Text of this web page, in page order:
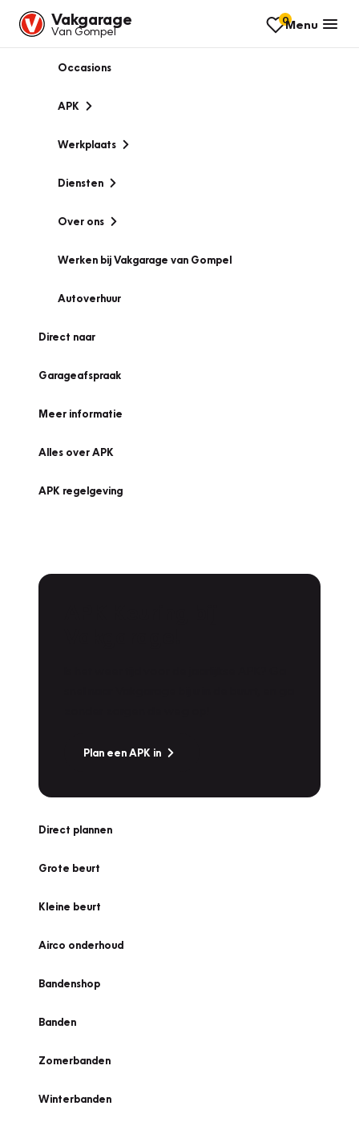
Vakgarage
Van Gompel
0Menu
Occasions
APK
Werkplaats
Diensten
Over ons
Werken bij Vakgarage van Gompel
Autoverhuur
Direct naar
Garageafspraak
Meer informatie
Alles over APK
APK regelgeving
Plan een APK in
Direct plannen
Grote beurt
Kleine beurt
Airco onderhoud
Bandenshop
Banden
Zomerbanden
Winterbanden